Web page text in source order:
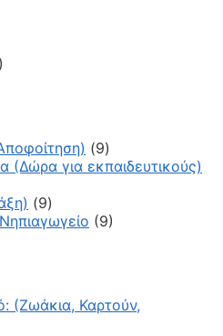
(9)
για εκπαιδευτικούς)
(9)
(9)
(Ζωάκια, Καρτούν,